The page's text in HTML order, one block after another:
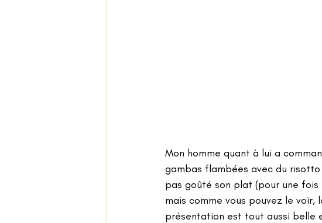
Mon homme quant à lui a
gambas flambées avec du risotto .
pas goûté son plat (pour une fois
mais comme vous pouvez le voir,
présentation est tout aussi belle